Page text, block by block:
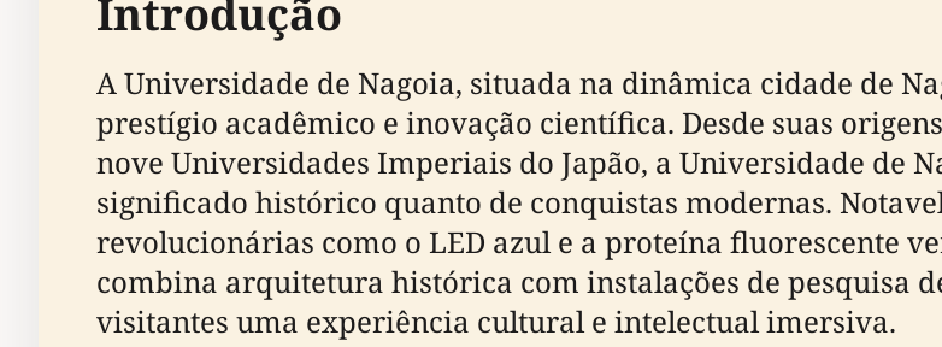
Introdução
A Universidade de Nagoia, situada na dinâmica cidade de
prestígio acadêmico e inovação científica. Desde suas
nove Universidades Imperiais do Japão, a Universidade de
significado histórico quanto de conquistas modernas.
revolucionárias como o LED azul e a proteína fluorescente
combina arquitetura histórica com instalações de pesquisa
visitantes uma experiência cultural e intelectual imersiva.